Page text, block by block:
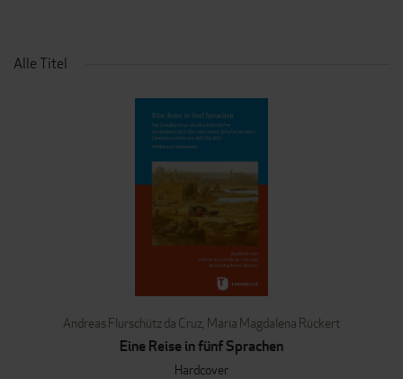
Alle Titel
Andreas Flurschütz da Cruz, Maria Magdalena Rückert
Eine Reise in fünf Sprachen
Hardcover